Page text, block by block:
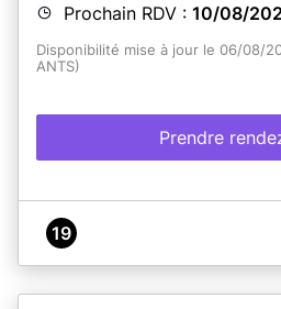
Prochain RDV : 10/08/
Disponibilité mise à jour le 06/08/
ANTS)
Prendre
19